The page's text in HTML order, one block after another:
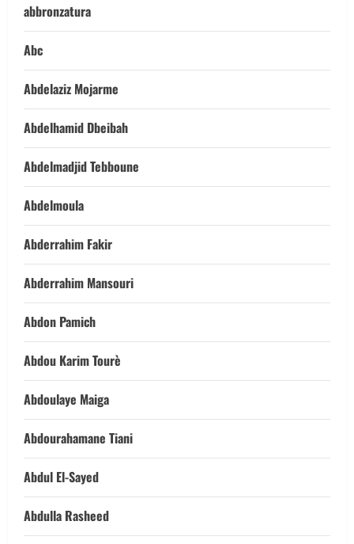
abbronzatura
Abc
Abdelaziz Mojarme
Abdelhamid Dbeibah
Abdelmadjid Tebboune
Abdelmoula
Abderrahim Fakir
Abderrahim Mansouri
Abdon Pamich
Abdou Karim Tourè
Abdoulaye Maiga
Abdourahamane Tiani
Abdul El-Sayed
Abdulla Rasheed